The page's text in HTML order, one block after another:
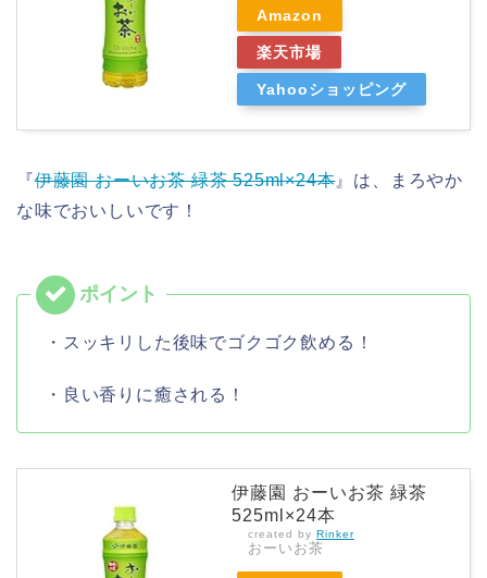
Amazon
楽天市場
Yahooショッピング
『伊藤園 おーいお茶 緑茶 525ml×24本』は、まろやか
な味でおいしいです！
・スッキリした後味でゴクゴク飲める！
・良い香りに癒される！
伊藤園 おーいお茶 緑茶
525ml×24本
created by Rinker
おーいお茶